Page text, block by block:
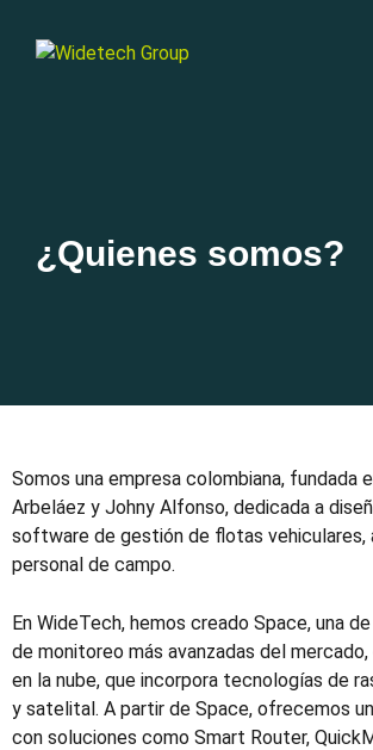
¿Quienes somos?
Somos una empresa colombiana, fundada
Arbeláez y Johny Alfonso, dedicada a
software de gestión de flotas vehiculares,
personal de campo.
En WideTech, hemos creado Space, una
de monitoreo más avanzadas del
en la nube, que incorpora tecnologías de
y satelital. A partir de Space, ofrecemos
con soluciones como Smart Router,